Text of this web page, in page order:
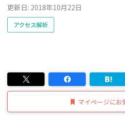
更新日: 2018年10月22日
アクセス解析
マイページにお